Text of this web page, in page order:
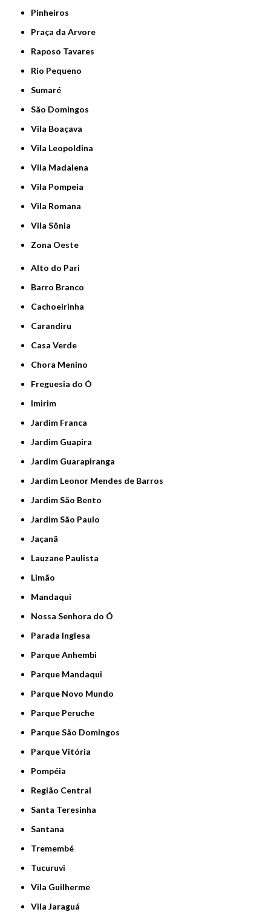
Pinheiros
Praça da Arvore
Raposo Tavares
Rio Pequeno
Sumaré
São Domingos
Vila Boaçava
Vila Leopoldina
Vila Madalena
Vila Pompeia
Vila Romana
Vila Sônia
Zona Oeste
Alto do Pari
Barro Branco
Cachoeirinha
Carandiru
Casa Verde
Chora Menino
Freguesia do Ó
Imirim
Jardim Franca
Jardim Guapira
Jardim Guarapiranga
Jardim Leonor Mendes de Barros
Jardim São Bento
Jardim São Paulo
Jaçanã
Lauzane Paulista
Limão
Mandaqui
Nossa Senhora do Ó
Parada Inglesa
Parque Anhembi
Parque Mandaqui
Parque Novo Mundo
Parque Peruche
Parque São Domingos
Parque Vitória
Pompéia
Região Central
Santa Teresinha
Santana
Tremembé
Tucuruvi
Vila Guilherme
Vila Jaraguá